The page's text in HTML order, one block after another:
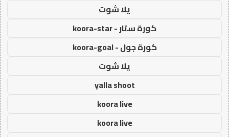
يلا شوت
كورة ستار - koora-star
كورة جول - koora-goal
يلا شوت
yalla shoot
koora live
koora live